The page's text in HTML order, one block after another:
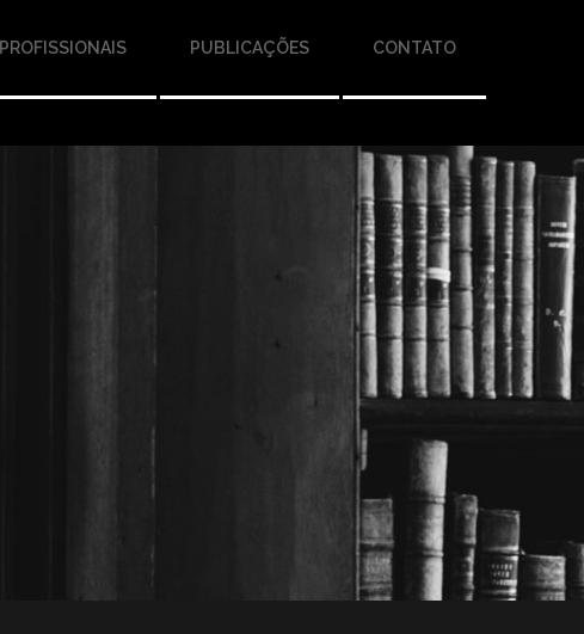
PROFISSIONAIS PUBLICAÇÕES CONTATO